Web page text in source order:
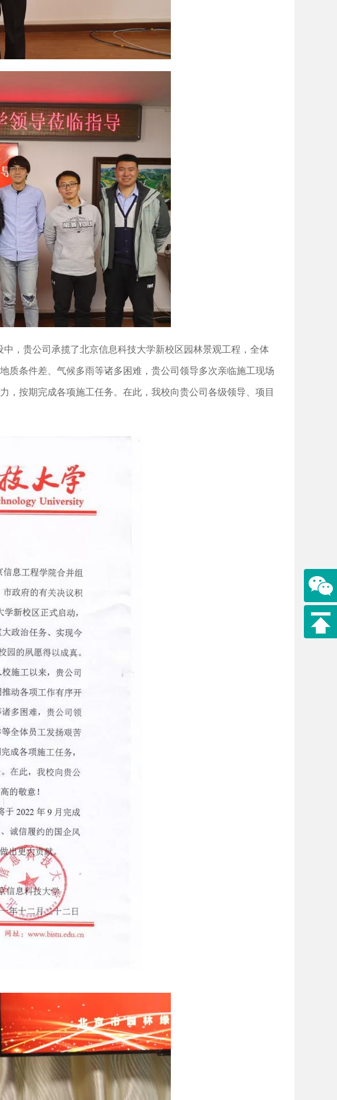
，贵公司承揽了北京信息科技大学新校区园林景观工程，全体
质条件差、气候多雨等诸多困难，贵公司领导多次亲临施工现场
，按期完成各项施工任务。在此，我校向贵公司各级领导、项目